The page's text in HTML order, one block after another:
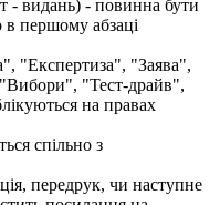
- видань) - повинна бути
в першому абзаці
"Експертиза", "Заява",
"Тест-драйв",
на правах
спільно з
передрук, чи наступне